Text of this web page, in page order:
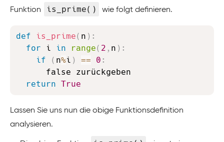
Funktion
is_prime() wie folgt definieren.
def is_prime( n ) :
for i in range( 2 , n ) :
if
( n%i ) == 0 :
return True
Lassen Sie uns nun die obige Funktionsdefinition
analysieren.